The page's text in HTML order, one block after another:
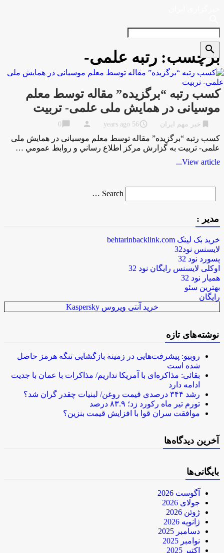
برچسب: رتبه علمی-
کسب رتبه “برگزیده” مقاله توسط معلم
موسیانی در همایش ملی علمی- تربیت
خبر مهم ایران access_time
56 years ago
person
chat_bubble
کسب رتبه “برگزیده” مقاله توسط معلم موسیانی در همایش ملی
علمی- تربیت به گزارش مركز اطلاع رساني و روابط عمومي …
View article...
for
Search …
search
مدیر :
خرید بک لینک behtarinbacklink.com
لایسنس نود32
پسورد نود 32
اوکلی لایسنس رایگان نود 32
همیار نود 32
بهترین سئو
رایگان
خرید آنتی ویروس Kaspersky
نوشته‌های تازه
روبیو: پیشرفت‌هایی در زمینه بازگشایی تنگه هرمز حاصل
شده است
بقائی: مذاکره‌ای با آمریکا نداریم/ مذاکرات با عمان با جدیت
ادامه دارد
رشد ۳۴۴ درصدی قیمت روغن/ لبنیات چقدر گران شد؟
تورم تیر ماه رکورد زد؛ ۸۳.۹ درصد
موافقت سران قوا با افزایش قیمت بنزین؟
آخرین دیدگاه‌ها
بایگانی‌ها
آگوست 2026
جولای 2026
ژوئن 2026
ژانویه 2026
دسامبر 2025
نوامبر 2025
اکتبر 2025